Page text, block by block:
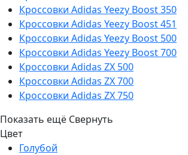
Кроссовки Adidas Yeezy Boost 350
Кроссовки Adidas Yeezy Boost 451
Кроссовки Adidas Yeezy Boost 500
Кроссовки Adidas Yeezy Boost 700
Кроссовки Adidas ZX 500
Кроссовки Adidas ZX 700
Кроссовки Adidas ZX 750
Показать ещё Свернуть
Цвет
Голубой